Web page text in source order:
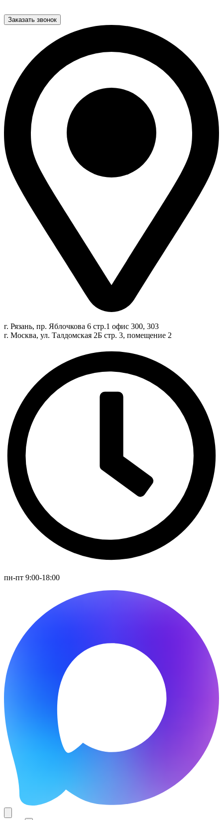
Заказать звонок
г. Рязань, пр. Яблочкова 6 стр.1 офис 300, 303
г. Москва, ул. Талдомская 2Б стр. 3, помещение 2
пн-пт 9:00-18:00